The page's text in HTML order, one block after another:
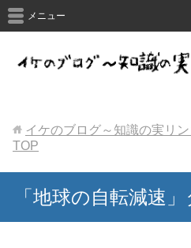
メニュー
イケのブログ～知識の実リ
TOP
「地球の自転減速